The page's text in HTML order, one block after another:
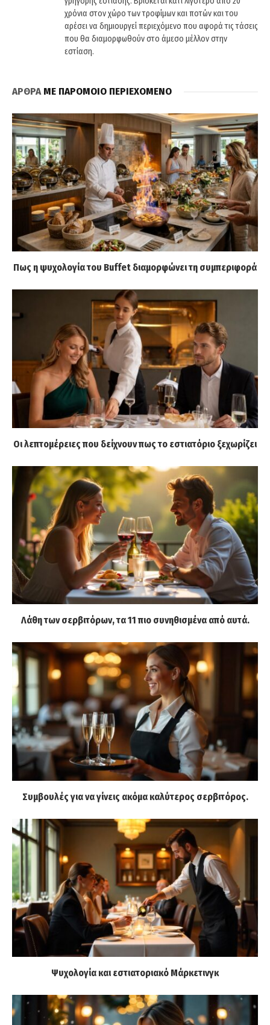
χρόνια στον χώρο των τροφίμων και ποτών και του
αρέσει να δημιουργεί περιεχόμενο που αφορά τις τάσεις
που θα διαμορφωθούν στο άμεσο μέλλον στην
εστίαση.
ΑΡΘΡΑΜΕ ΠΑΡΟΜΟΙΟ ΠΕΡΙΕΧΟΜΕΝΟ
Πως η ψυχολογία του Buffet διαμορφώνει τη συμπεριφορά
Οι λεπτομέρειες που δείχνουν πως το εστιατόριο ξεχωρίζει
Λάθη των σερβιτόρων, τα 11 πιο συνηθισμένα από αυτά.
Συμβουλές για να γίνεις ακόμα καλύτερος σερβιτόρος.
Ψυχολογία και εστιατοριακό Μάρκετινγκ